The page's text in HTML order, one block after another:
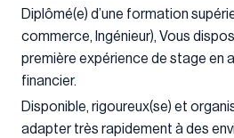
Diplômé(e) d’une formation
commerce, Ingénieur), Vous
première expérience de stage en
financier.
Disponible, rigoureux(se) et
adapter très rapidement à des